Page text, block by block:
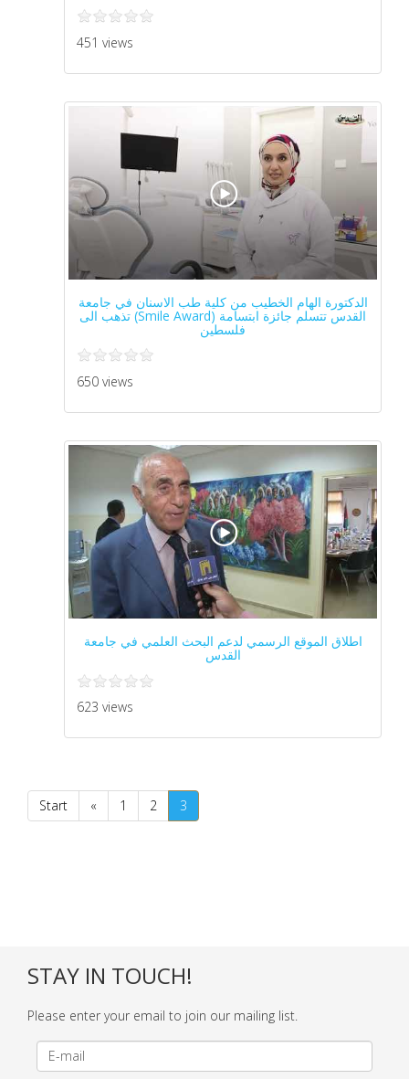
451 views
الدكتورة الهام الخطيب من كلية طب الاسنان في جامعة
القدس تتسلم جائزة ابتسامة (Smile Award) تذهب الى
فلسطين
650 views
اطلاق الموقع الرسمي لدعم البحث العلمي في جامعة
القدس
623 views
Start « 1 2 3
STAY IN TOUCH!
Please enter your email to join our mailing list.